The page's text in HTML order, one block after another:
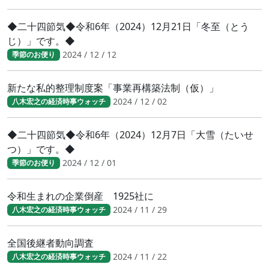
◆二十四節気◆令和6年（2024）12月21日「冬至（とう
じ）」です。◆
季節のお便り 2024 / 12 / 12
新たな私的整理制度案「事業再構築法制（仮）」
八木宏之の経済時事ウォッチ 2024 / 12 / 02
◆二十四節気◆令和6年（2024）12月7日「大雪（たいせ
つ）」です。◆
季節のお便り 2024 / 12 / 01
令和生まれの企業倒産 1925社に
八木宏之の経済時事ウォッチ 2024 / 11 / 29
全国後継者動向調査
八木宏之の経済時事ウォッチ 2024 / 11 / 22